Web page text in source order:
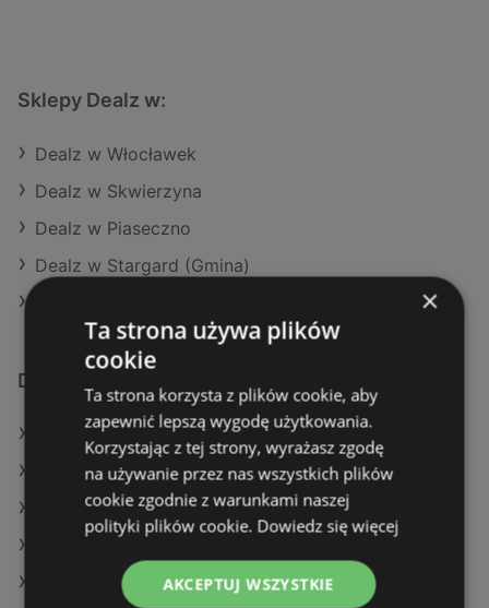
Sklepy Dealz w:
Dealz w Włocławek
Dealz w Skwierzyna
Dealz w Piaseczno
Dealz w Stargard (Gmina)
Dodatkowe łącza
Oferty Dealz
Oferty Stokrotka
Oferty E.Leclerc
Aktualne gazetki Kaufland
×
Ta strona używa plików
cookie
Ta strona korzysta z plików cookie, aby
zapewnić lepszą wygodę użytkowania.
Korzystając z tej strony, wyrażasz zgodę
na używanie przez nas wszystkich plików
cookie zgodnie z warunkami naszej
polityki plików cookie. Dowiedz się więcej
AKCEPTUJ WSZYSTKIE